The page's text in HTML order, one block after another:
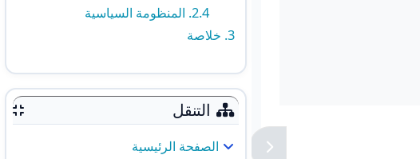
2.4. المنظومة السياسية
3. خلاصة
التنقل
الصفحة الرئيسية